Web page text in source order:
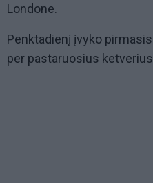
Londone.
Penktadienį įvyko
per pastaruosius